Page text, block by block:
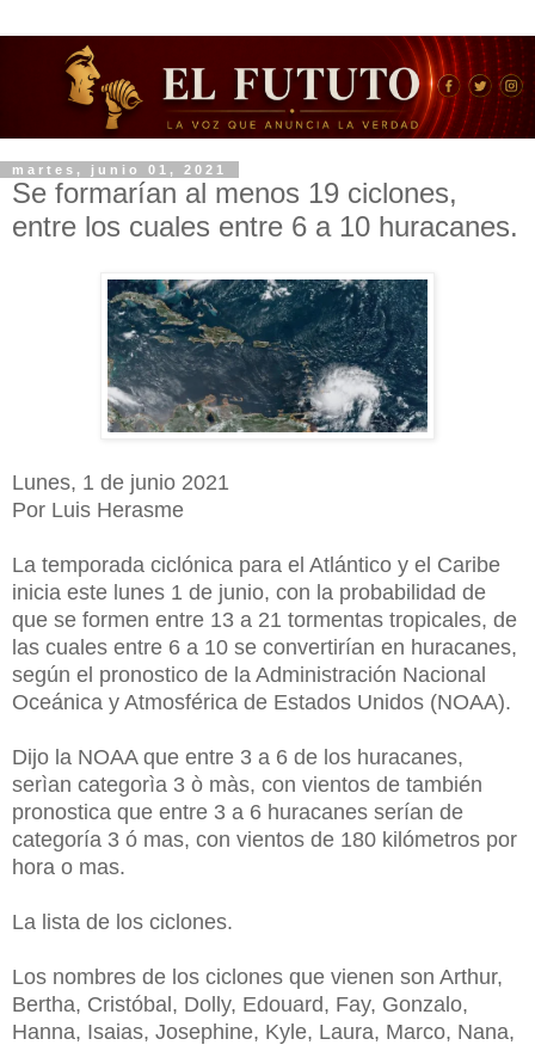
martes, junio 01, 2021
Se formarían al menos 19 ciclones,
entre los cuales entre 6 a 10 huracanes.
Lunes, 1 de junio 2021
Por Luis Herasme
La temporada ciclónica para el Atlántico y el Caribe
inicia este lunes 1 de junio, con la probabilidad de
que se formen entre 13 a 21 tormentas tropicales, de
las cuales entre 6 a 10 se convertirían en huracanes,
según el pronostico de la Administración Nacional
Oceánica y Atmosférica de Estados Unidos (NOAA).
Dijo la NOAA que entre 3 a 6 de los huracanes,
serìan categorìa 3 ò màs, con vientos de también
pronostica que entre 3 a 6 huracanes serían de
categoría 3 ó mas, con vientos de 180 kilómetros por
hora o mas.
La lista de los ciclones.
Los nombres de los ciclones que vienen son Arthur,
Bertha, Cristóbal, Dolly, Edouard, Fay, Gonzalo,
Hanna, Isaias, Josephine, Kyle, Laura, Marco, Nana,